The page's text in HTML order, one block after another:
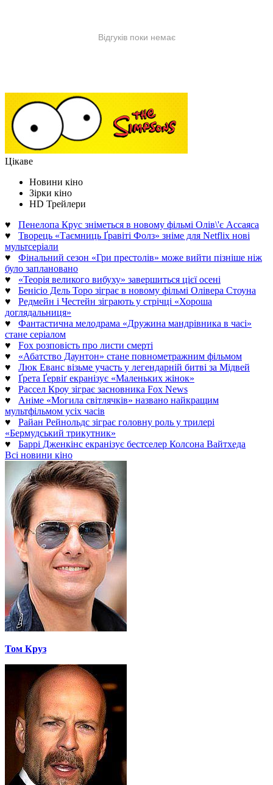
Цікаве
Новини кіно
Зірки кіно
HD Трейлери
♥ Пенелопа Крус зніметься в новому фільмі Олів\'є Ассаяса
♥ Творець «Таємниць Ґравіті Фолз» зніме для Netflix нові
мультсеріали
♥ Фінальний сезон «Гри престолів» може вийти пізніше ніж
було заплановано
♥ «Теорія великого вибуху» завершиться цієї осені
♥ Бенісіо Дель Торо зіграє в новому фільмі Олівера Стоуна
♥ Редмейн і Честейн зіграють у стрічці «Хороша
доглядальниця»
♥ Фантастична мелодрама «Дружина мандрівника в часі»
стане серіалом
♥ Fox розповість про листи смерті
♥ «Абатство Даунтон» стане повнометражним фільмом
♥ Люк Еванс візьме участь у легендарній битві за Мідвей
♥ Ґрета Ґервіґ екранізує «Маленьких жінок»
♥ Рассел Кроу зіграє засновника Fox News
♥ Аніме «Могила світлячків» названо найкращим
мультфільмом усіх часів
♥ Райан Рейнольдс зіграє головну роль у трилері
«Бермудський трикутник»
♥ Баррі Дженкінс екранізує бестселер Колсона Вайтхеда
Всі новини кіно
Том Круз